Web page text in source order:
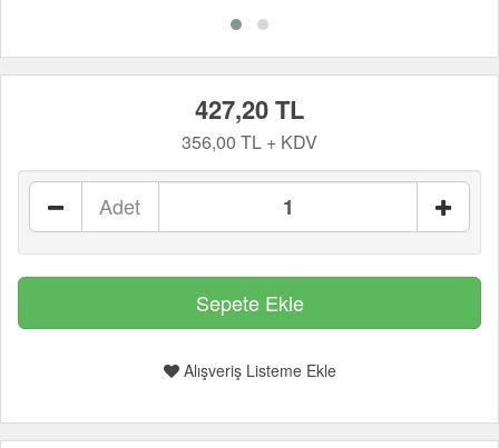
427,20 TL
356,00 TL + KDV
Adet
Alışveriş Listeme Ekle